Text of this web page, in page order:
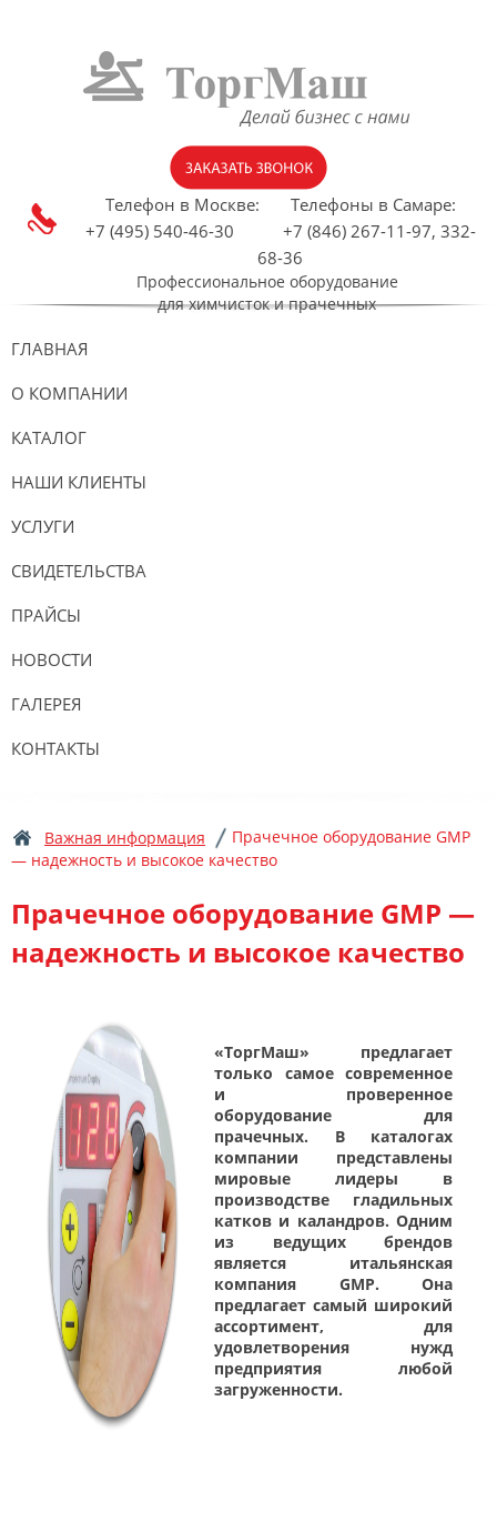
Телефон в Москве: Телефоны в Самаре:
+7 (495) 540-46-30 +7 (846) 267-11-97, 332-
68-36
Профессиональное оборудование
для химчисток и прачечных
ГЛАВНАЯ
О КОМПАНИИ
КАТАЛОГ
НАШИ КЛИЕНТЫ
УСЛУГИ
СВИДЕТЕЛЬСТВА
ПРАЙСЫ
НОВОСТИ
ГАЛЕРЕЯ
КОНТАКТЫ
Важная информация
Прачечное оборудование GMP
— надежность и высокое качество
Прачечное оборудование GMP —
надежность и высокое качество
«ТоргМаш» предлагает
только самое современное
и проверенное
оборудование для
прачечных. В каталогах
компании представлены
мировые лидеры в
производстве гладильных
катков и каландров. Одним
из ведущих брендов
является итальянская
компания GMP. Она
предлагает самый широкий
ассортимент, для
удовлетворения нужд
предприятия любой
загруженности.